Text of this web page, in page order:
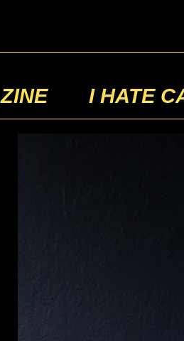
ZINE I HATE